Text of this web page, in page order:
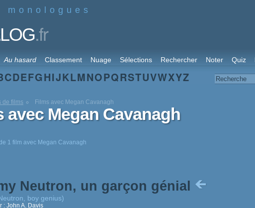
monologues
LOG.fr
Au hasard Classement Nuage Sélections Rechercher Noter Quiz
CDEFGHIJKLMNOPQRSTUVWXYZ
de films Films avec Megan Cavanagh
avec Megan Cavanagh
1 film avec Megan Cavanagh
Neutron, un garçon génial
boy genius)
: John A. Davis